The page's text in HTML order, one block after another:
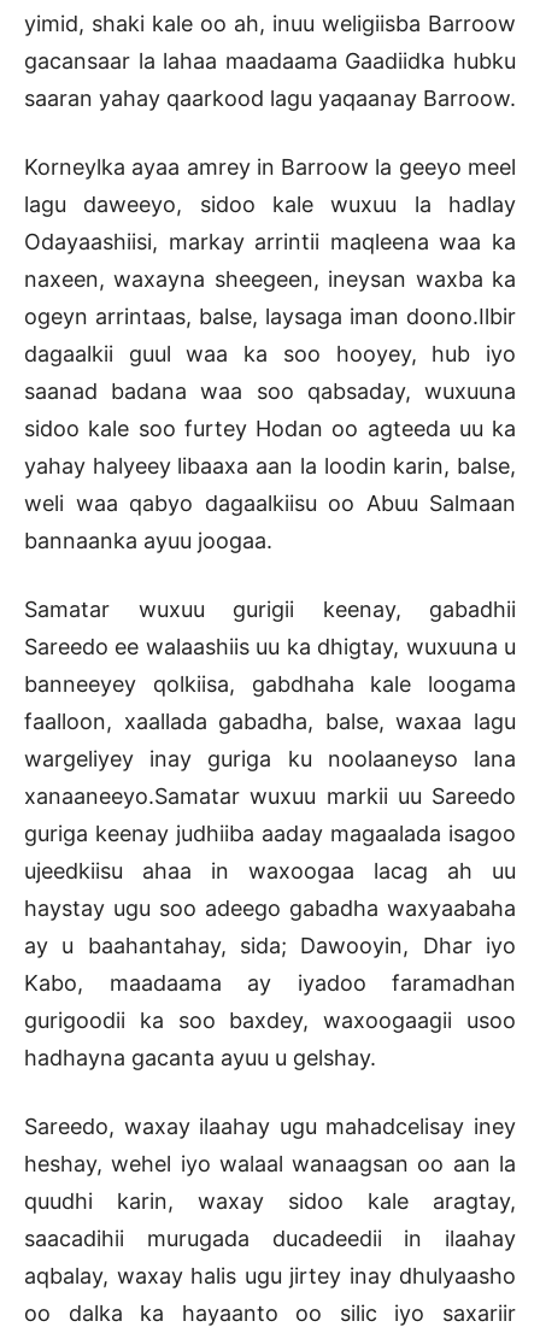
yimid, shaki kale oo ah, inuu weligiisba Barroow
gacansaar la lahaa maadaama Gaadiidka hubku
saaran yahay qaarkood lagu yaqaanay Barroow.
Korneylka ayaa amrey in Barroow la geeyo meel
lagu daweeyo, sidoo kale wuxuu la hadlay
Odayaashiisi, markay arrintii maqleena waa ka
naxeen, waxayna sheegeen, ineysan waxba ka
ogeyn arrintaas, balse, laysaga iman doono.Ilbir
dagaalkii guul waa ka soo hooyey, hub iyo
saanad badana waa soo qabsaday, wuxuuna
sidoo kale soo furtey Hodan oo agteeda uu ka
yahay halyeey libaaxa aan la loodin karin, balse,
weli waa qabyo dagaalkiisu oo Abuu Salmaan
bannaanka ayuu joogaa.
Samatar wuxuu gurigii keenay, gabadhii
Sareedo ee walaashiis uu ka dhigtay, wuxuuna u
banneeyey qolkiisa, gabdhaha kale loogama
faalloon, xaallada gabadha, balse, waxaa lagu
wargeliyey inay guriga ku noolaaneyso lana
xanaaneeyo.Samatar wuxuu markii uu Sareedo
guriga keenay judhiiba aaday magaalada isagoo
ujeedkiisu ahaa in waxoogaa lacag ah uu
haystay ugu soo adeego gabadha waxyaabaha
ay u baahantahay, sida; Dawooyin, Dhar iyo
Kabo, maadaama ay iyadoo faramadhan
gurigoodii ka soo baxdey, waxoogaagii usoo
hadhayna gacanta ayuu u gelshay.
Sareedo, waxay ilaahay ugu mahadcelisay iney
heshay, wehel iyo walaal wanaagsan oo aan la
quudhi karin, waxay sidoo kale aragtay,
saacadihii murugada ducadeedii in ilaahay
aqbalay, waxay halis ugu jirtey inay dhulyaasho
oo dalka ka hayaanto oo silic iyo saxariir